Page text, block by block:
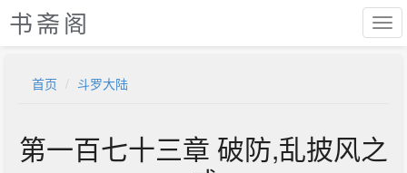
书斋阁
首页 斗罗大陆
第一百七十三章 破防,乱披风之